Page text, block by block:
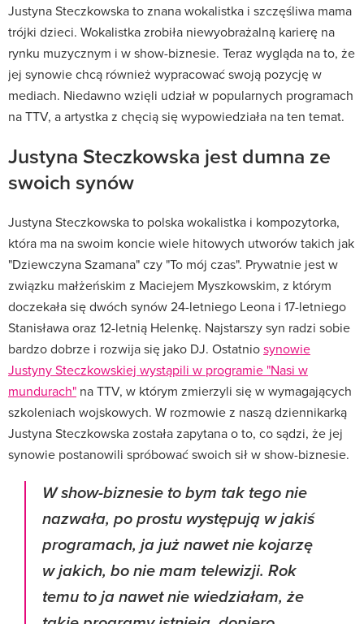
Justyna Steczkowska to znana wokalistka i szczęśliwa mama
trójki dzieci. Wokalistka zrobiła niewyobrażalną karierę na
rynku muzycznym i w show-biznesie. Teraz wygląda na to, że
jej synowie chcą również wypracować swoją pozycję w
mediach. Niedawno wzięli udział w popularnych programach
na TTV, a artystka z chęcią się wypowiedziała na ten temat.
Justyna Steczkowska jest dumna ze
swoich synów
Justyna Steczkowska to polska wokalistka i kompozytorka,
która ma na swoim koncie wiele hitowych utworów takich jak
"Dziewczyna Szamana" czy "To mój czas". Prywatnie jest w
związku małżeńskim z Maciejem Myszkowskim, z którym
doczekała się dwóch synów 24-letniego Leona i 17-letniego
Stanisława oraz 12-letnią Helenkę. Najstarszy syn radzi sobie
bardzo dobrze i rozwija się jako DJ. Ostatniosynowie
Justyny Steczkowskiej wystąpili w programie "Nasi w
mundurach" na TTV, w którym zmierzyli się w wymagających
szkoleniach wojskowych. W rozmowie z naszą dziennikarką
Justyna Steczkowska została zapytana o to, co sądzi, że jej
synowie postanowili spróbować swoich sił w show-biznesie.
W show-biznesie to bym tak tego nie
nazwała, po prostu występują w jakiś
programach, ja już nawet nie kojarzę
w jakich, bo nie mam telewizji. Rok
temu to ja nawet nie wiedziałam, że